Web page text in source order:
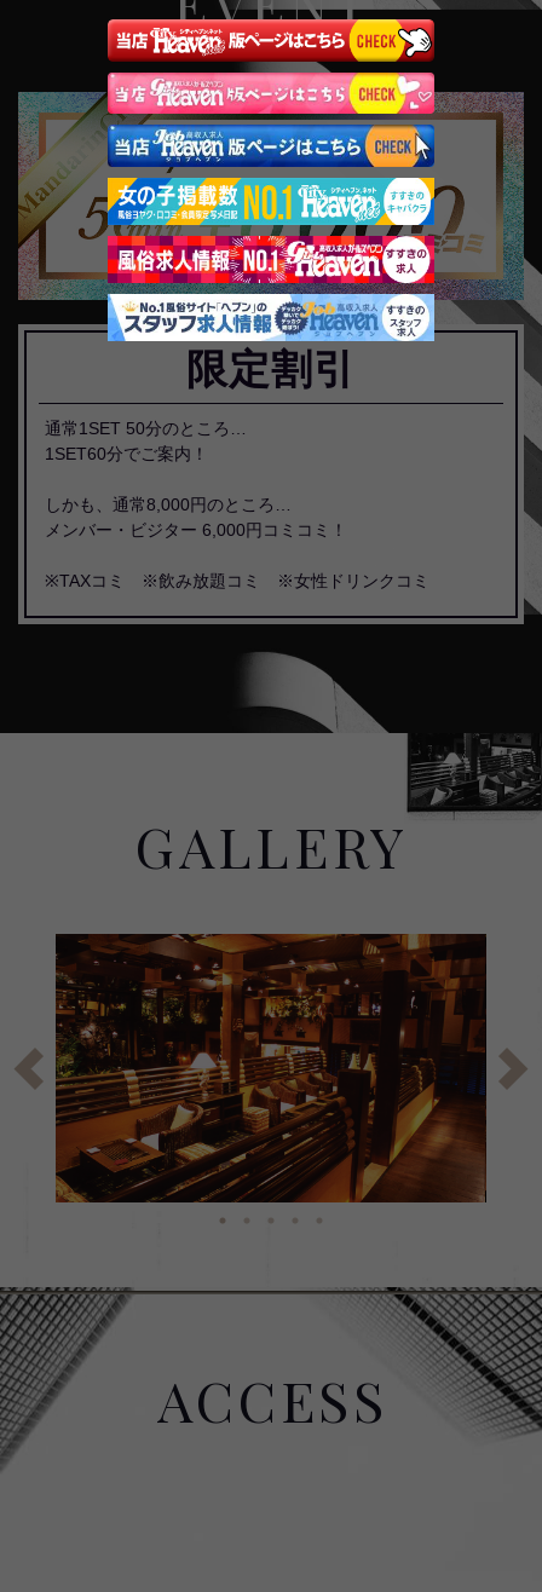
限定割引
通常1SET 50分のところ…
1SET60分でご案内！
しかも、通常8,000円のところ…
メンバー・ビジター 6,000円コミコミ！
※TAXコミ ※飲み放題コミ ※女性ドリンクコミ
GALLERY
ACCESS